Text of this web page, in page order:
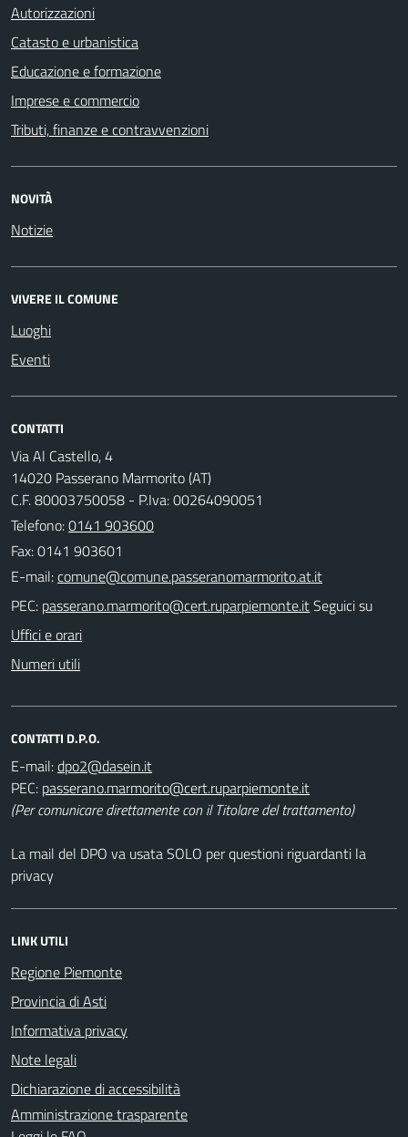
Autorizzazioni
Catasto e urbanistica
Educazione e formazione
Imprese e commercio
Tributi, finanze e contravvenzioni
NOVITÀ
Notizie
VIVERE IL COMUNE
Luoghi
Eventi
CONTATTI
Via Al Castello, 4
14020 Passerano Marmorito (AT)
C.F. 80003750058 - P.Iva: 00264090051
Telefono:0141 903600
Fax: 0141 903601
E-mail:
PEC:
Seguici su
Uffici e orari
Numeri utili
CONTATTI D.P.O.
E-mail:
PEC:
(Per comunicare direttamente con il Titolare del trattamento)
La mail del DPO va usata SOLO per questioni riguardanti la
privacy
LINK UTILI
Regione Piemonte
Provincia di Asti
Informativa privacy
Note legali
Dichiarazione di accessibilità
Amministrazione trasparente